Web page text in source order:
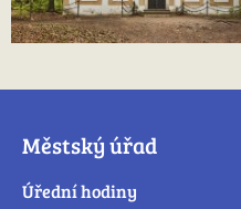
Městský úřad
Úřední hodiny